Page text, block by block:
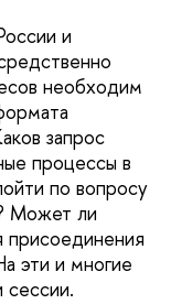
и
необходим
запрос
процессы в
по вопросу
Может ли
эти и многие
сессии.